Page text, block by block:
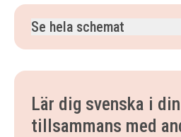
Se hela schemat
måndag 17 augusti 2026
tisdag 18 augusti 2026
måndag 24 augusti 2026
Lär dig svenska i
tillsammans med